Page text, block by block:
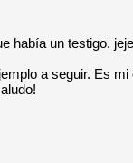
había un testigo. jeje
a seguir. Es